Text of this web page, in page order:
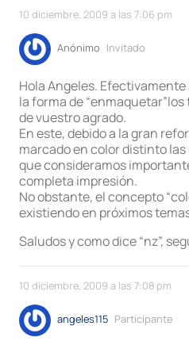
10 diciembre, 2009 a las 7:06 pm
Anónimo Invitado
Hola Angeles.
la forma de
de vuestro agrado.
En este, debido a la gran
marcado en color distinto
que consideramos
completa impresión.
No obstante, el concepto
existiendo en próximos
Saludos y como dice “nz”,
10 diciembre, 2009 a las 7:08 pm
angeles115 Participante